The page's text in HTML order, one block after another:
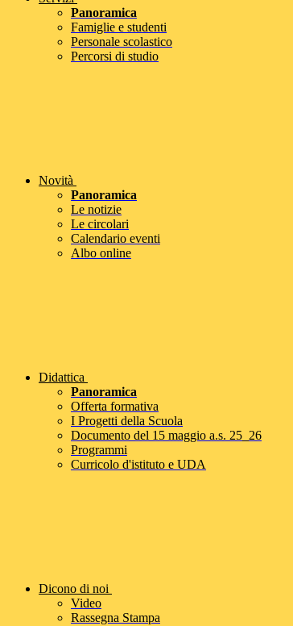
Panoramica
Famiglie e studenti
Personale scolastico
Percorsi di studio
Novità
Panoramica
Le notizie
Le circolari
Calendario eventi
Albo online
Didattica
Panoramica
Offerta formativa
I Progetti della Scuola
Documento del 15 maggio a.s. 25_26
Programmi
Curricolo d'istituto e UDA
Dicono di noi
Video
Rassegna Stampa